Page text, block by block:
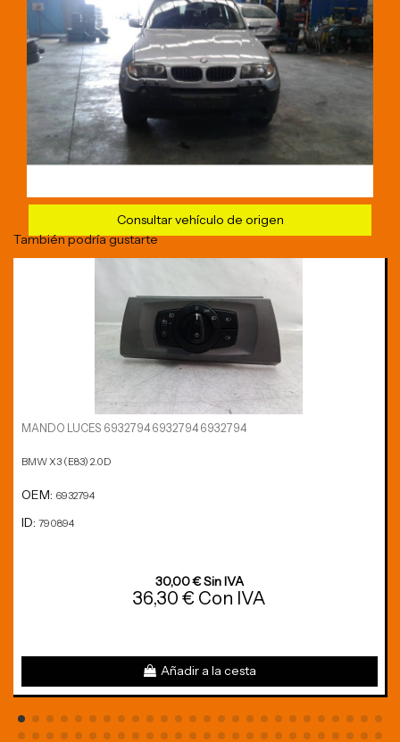
Consultar vehículo de origen
También podría gustarte
MANDO LUCES 6932794 6932794 6932794
BMW X3 (E83) 2.0D
OEM: 6932794
ID: 790894
30,00 € Sin IVA
36,30 € Con IVA
Añadir a la cesta